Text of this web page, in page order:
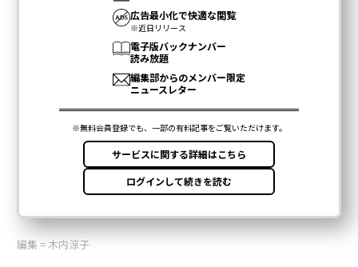
編集 = 木内涼子